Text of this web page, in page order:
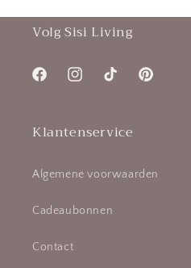
Volg Sisi Living
FacebookInstagramTikTok Pinterest
Klantenservice
Algemene voorwaarden
Cadeaubonnen
Contact